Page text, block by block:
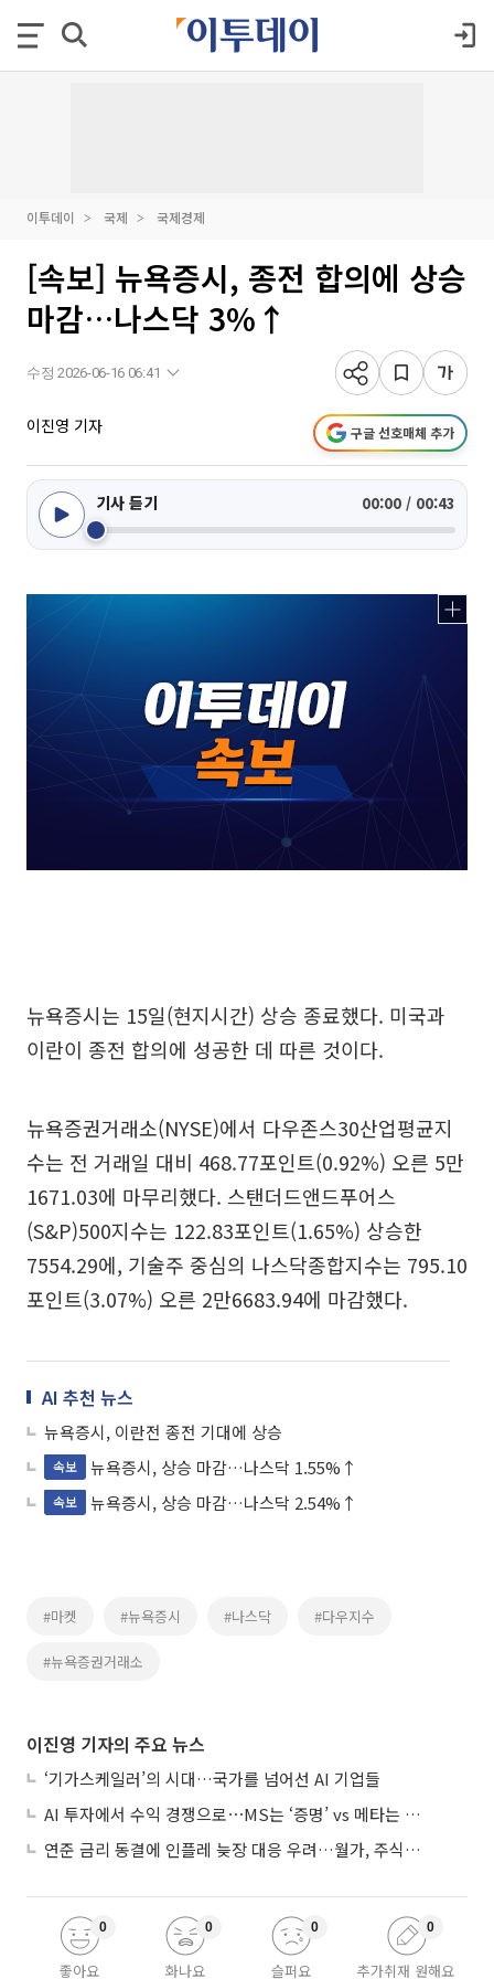
이투데이 국제 국제경제
[속보] 뉴욕증시, 종전 합의에 상승
마감…나스닥 3%↑
수정 2026-06-16 06:41
이진영 기자 구글 선호매체 추가
기사 듣기 00:00 / 00:43
뉴욕증시는 15일(현지시간) 상승 종료했다. 미국과
이란이 종전 합의에 성공한 데 따른 것이다.
뉴욕증권거래소(NYSE)에서 다우존스30산업평균지
수는 전 거래일 대비 468.77포인트(0.92%) 오른 5만
1671.03에 마무리했다. 스탠더드앤드푸어스
(S&P)500지수는 122.83포인트(1.65%) 상승한
7554.29에, 기술주 중심의 나스닥종합지수는 795.10
포인트(3.07%) 오른 2만6683.94에 마감했다.
AI 추천 뉴스
뉴욕증시, 이란전 종전 기대에 상승
속보 뉴욕증시, 상승 마감…나스닥 1.55%↑
속보 뉴욕증시, 상승 마감…나스닥 2.54%↑
#마켓 #뉴욕증시 #나스닥 #다우지수
#뉴욕증권거래소
이진영 기자의 주요 뉴스
‘기가스케일러’의 시대…국가를 넘어선 AI 기업들
AI 투자에서 수익 경쟁으로⋯MS는 ‘증명’ vs 메타는 ‘숙제’
연준 금리 동결에 인플레 늦장 대응 우려…월가, 주식도 채권도 던졌다
좋아요
0
화나요
0
슬퍼요
0
추가취재 원해요
0